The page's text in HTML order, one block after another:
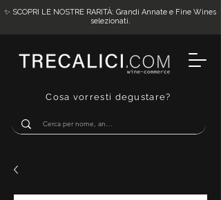
Cosa vorresti degustare?
✨ SCOPRI LE NOSTRE RARITÀ: Grandi Annate e Fine Wines
selezionati.